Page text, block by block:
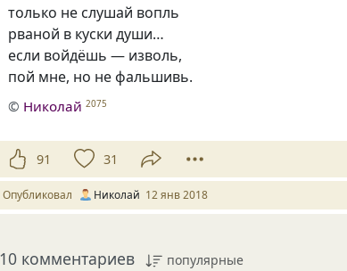
только не слушай вопль
рваной в куски души…
если войдёшь — изволь,
пой мне, но не фальшивь.
© Hиколай 2075
91 31
Опубликовал Hиколай 12 янв 2018
10 комментариев популярные